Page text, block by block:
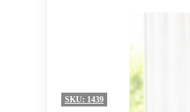
SKU: 1439